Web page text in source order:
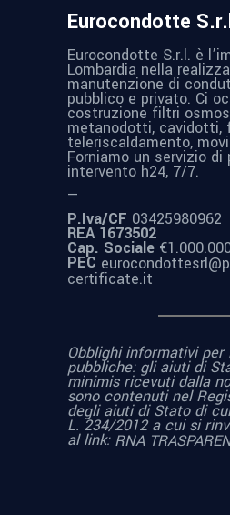
Eurocondotte
Eurocondotte S.r.l. è
Lombardia nella
manutenzione di
pubblico e privato. Ci
costruzione filtri
metanodotti, cavidotti,
teleriscaldamento,
Forniamo un servizio di
intervento h24, 7/7.
—
P.Iva/CF 03425980962
REA 1673502
Cap. Sociale
PEC
certificate.it
Obblighi informativi per
pubbliche: gli aiuti di
minimis ricevuti dalla
sono contenuti nel
degli aiuti di Stato di
L. 234/2012 a cui si
al link: RNA